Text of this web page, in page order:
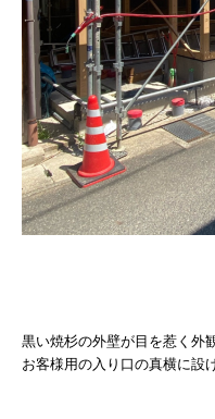
黒い焼杉の外壁が目を惹く外観
お客様用の入り口の真横に設